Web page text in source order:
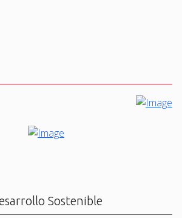
Sostenible